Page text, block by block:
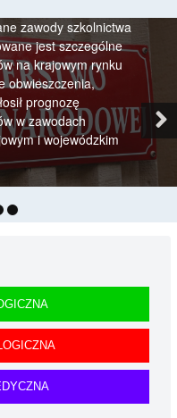
zawody szkolnictwa
jest szczególne
na krajowym rynku
obwieszczenia,
prognozę
w zawodach
i wojewódzkim